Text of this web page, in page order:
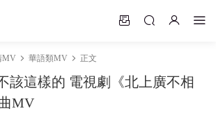
MV 華語類MV 正文
該這樣的 電視劇《北上廣不相
MV